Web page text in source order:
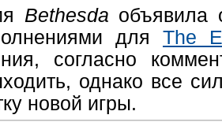
Bethesda объявила
для The
согласно
однако все
новой игры.